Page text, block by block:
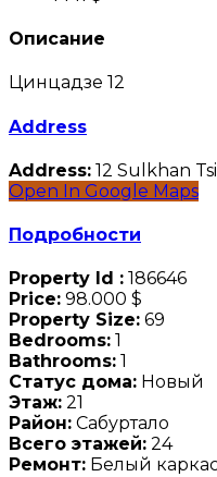
Описание
Цинцадзе 12
Address
Address: 12 Sulkhan
Open In Google Maps
Подробности
Property Id : 186646
Price: 98.000 $
Property Size: 69
Bedrooms: 1
Bathrooms: 1
Статус дома: Новый
Этаж: 21
Район: Сабуртало
Всего этажей: 24
Ремонт: Белый